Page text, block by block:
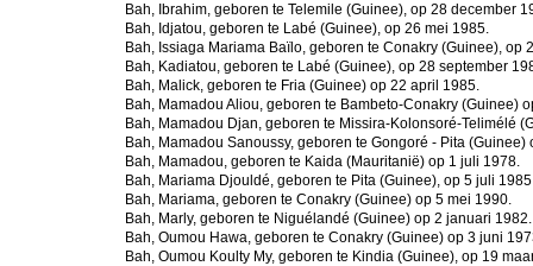
Bah, Ibrahim, geboren te Telemile (Guinee), op 28 december
Bah, Idjatou, geboren te Labé (Guinee), op 26 mei 1985.
Bah, Issiaga Mariama Baïlo, geboren te Conakry (Guinee), op
Bah, Kadiatou, geboren te Labé (Guinee), op 28 september
Bah, Malick, geboren te Fria (Guinee) op 22 april 1985.
Bah, Mamadou Aliou, geboren te Bambeto-Conakry (Guinee)
Bah, Mamadou Djan, geboren te Missira-Kolonsoré-Telimélé
Bah, Mamadou Sanoussy, geboren te Gongoré - Pita
Bah, Mamadou, geboren te Kaida (Mauritanië) op 1 juli 1978.
Bah, Mariama Djouldé, geboren te Pita (Guinee), op 5 juli
Bah, Mariama, geboren te Conakry (Guinee) op 5 mei 1990.
Bah, Marly, geboren te Niguélandé (Guinee) op 2 januari 1982.
Bah, Oumou Hawa, geboren te Conakry (Guinee) op 3 juni
Bah, Oumou Koulty My, geboren te Kindia (Guinee), op 19